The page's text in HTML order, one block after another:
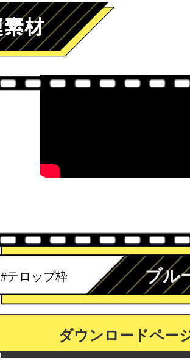
#テロップ枠 ブル
ダウンロードペー